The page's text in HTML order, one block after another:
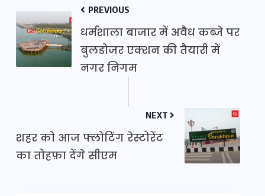
PREVIOUS
धर्मशाला बाजार में अवैध कब्जे पर
बुलडोजर एक्शन की तैयारी में
नगर निगम
NEXT
शहर को आज फ्लोटिंग रेस्टोरेंट
का तोहफ़ा देंगे सीएम